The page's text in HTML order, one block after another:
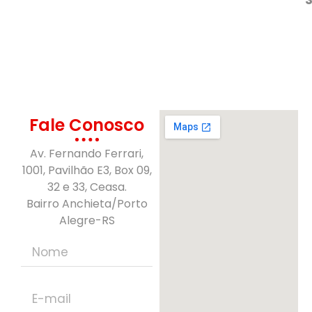
Fale Conosco
Av. Fernando Ferrari,
1001, Pavilhão E3, Box 09,
32 e 33, Ceasa.
Bairro Anchieta/Porto
Alegre-RS